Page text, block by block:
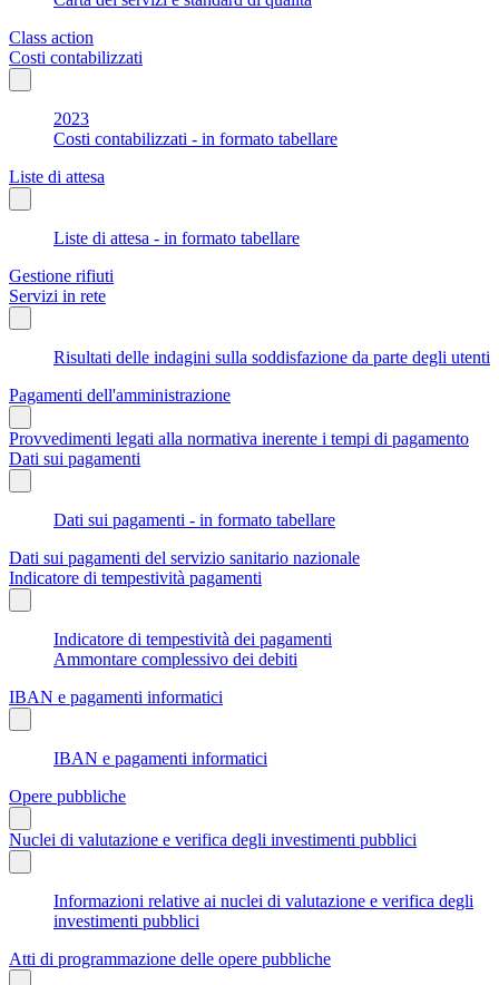
Class action
Costi contabilizzati
2023
Costi contabilizzati - in formato tabellare
Liste di attesa
Liste di attesa - in formato tabellare
Gestione rifiuti
Servizi in rete
Risultati delle indagini sulla soddisfazione da parte degli utenti
Pagamenti dell'amministrazione
Provvedimenti legati alla normativa inerente i tempi di pagamento
Dati sui pagamenti
Dati sui pagamenti - in formato tabellare
Dati sui pagamenti del servizio sanitario nazionale
Indicatore di tempestività pagamenti
Indicatore di tempestività dei pagamenti
Ammontare complessivo dei debiti
IBAN e pagamenti informatici
IBAN e pagamenti informatici
Opere pubbliche
Nuclei di valutazione e verifica degli investimenti pubblici
Informazioni relative ai nuclei di valutazione e verifica degli
investimenti pubblici
Atti di programmazione delle opere pubbliche